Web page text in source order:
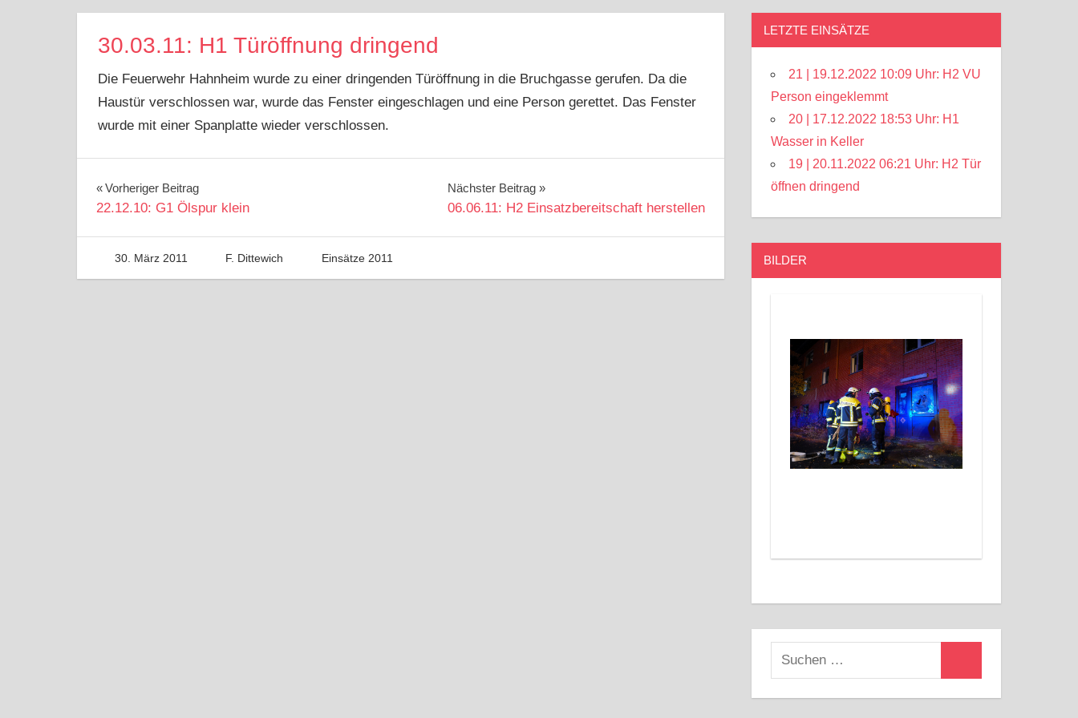
30.03.11: H1 Türöffnung dringend
Die Feuerwehr Hahnheim wurde zu einer dringenden Türöffnung in die Bruchgasse gerufen. Da die
Haustür verschlossen war, wurde das Fenster eingeschlagen und eine Person gerettet. Das Fenster
wurde mit einer Spanplatte wieder verschlossen.
Beitragsnavigation
Vorheriger Beitrag
22.12.10: G1 Ölspur klein
Nächster Beitrag
06.06.11: H2 Einsatzbereitschaft herstellen
30. März 2011 F. Dittewich Einsätze 2011
LETZTE EINSÄTZE
21 | 19.12.2022 10:09 Uhr: H2 VU
Person eingeklemmt
20 | 17.12.2022 18:53 Uhr: H1
Wasser in Keller
19 | 20.11.2022 06:21 Uhr: H2 Tür
öffnen dringend
BILDER
Suchen